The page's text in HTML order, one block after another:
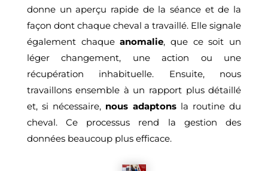
donne un aperçu rapide de la séance et de la
façon dont chaque cheval a travaillé. Elle signale
également chaqueanomalie, que ce soit un
léger changement, une action ou une
récupération inhabituelle. Ensuite, nous
travaillons ensemble à un rapport plus détaillé
et, si nécessaire, nous adaptonsla routine du
cheval. Ce processus rend la gestion des
données beaucoup plus efficace.